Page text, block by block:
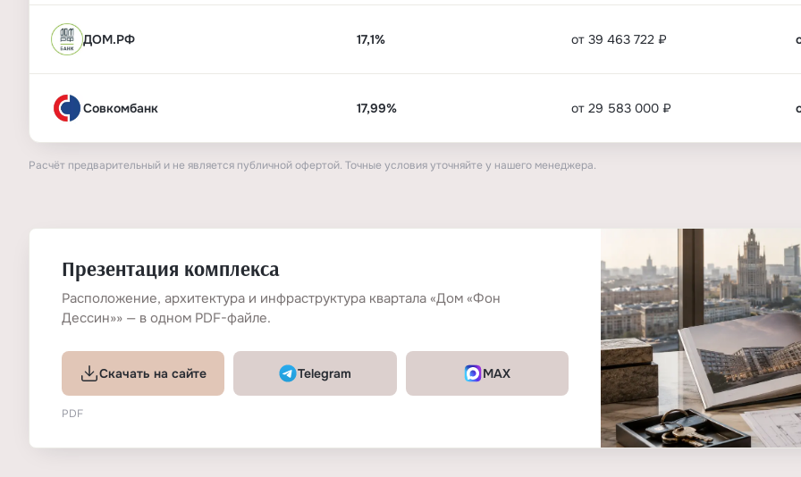
ДОМ.РФ 17,1% от 39 463 722 ₽
Совкомбанк 17,99% от 29 583 000 ₽
Расчёт предварительный и не является публичной офертой. Точные условия уточняйте у нашего менеджера.
Презентация комплекса
Расположение, архитектура и инфраструктура квартала «Дом «Фон
Дессин»» — в одном PDF-файле.
Скачать на сайте Telegram MAX
PDF